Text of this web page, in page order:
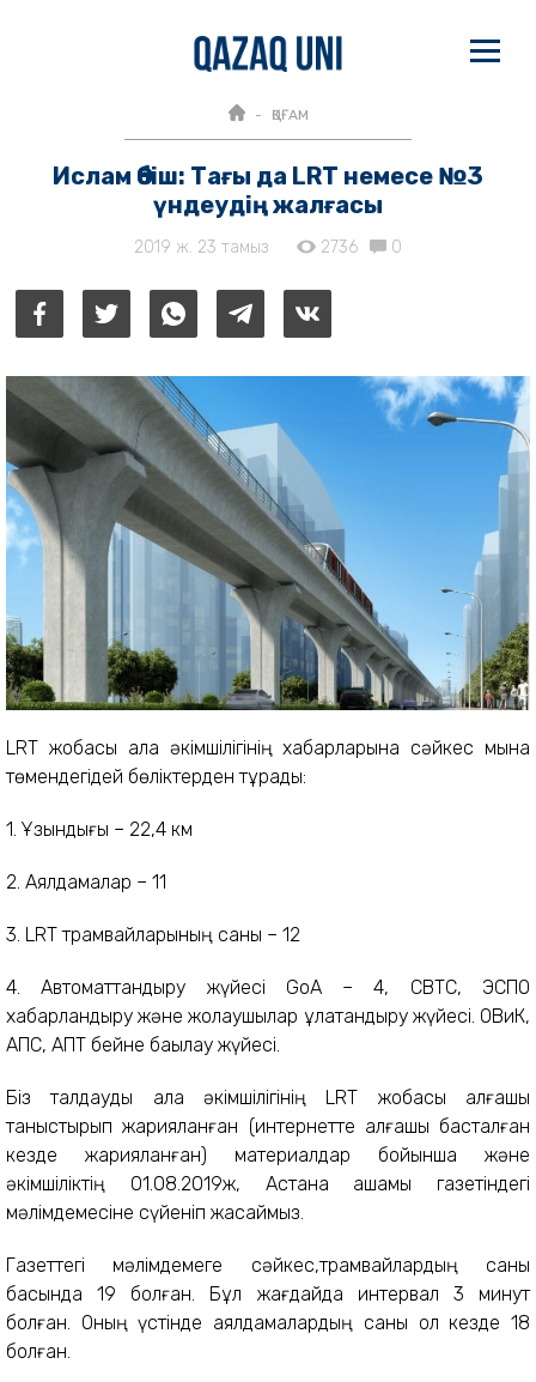
ҚОҒАМ
Ислам Әбіш: Тағы да LRT немесе №3
үндеудің жалғасы
2019 ж. 23 тамыз 2736 0
LRT жобасы қала әкімшілігінің хабарларына сәйкес мына
төмендегідей бөліктерден тұрады:
1. Ұзындығы – 22,4 км
2. Аялдамалар – 11
3. LRT трамвайларының саны – 12
4. Автоматтандыру жүйесі GoA – 4, CBTC, ЭСПО
хабарландыру және жолаушылар құлақтандыру жүйесі. ОВиК,
АПС, АПТ бейне бақылау жүйесі.
Біз талдауды қала әкімшілігінің LRT жобасы алғашқы
таныстырып жарияланған (интернетте алғашқы басталған
кезде жарияланған) материалдар бойынша және
әкімшіліктің 01.08.2019ж, Астана ақшамы газетіндегі
мәлімдемесіне сүйеніп жасаймыз.
Газеттегі мәлімдемеге сәйкес,трамвайлардың саны
басында 19 болған. Бұл жағдайда интервал 3 минут
болған. Оның үстінде аялдамалардың саны ол кезде 18
болған.